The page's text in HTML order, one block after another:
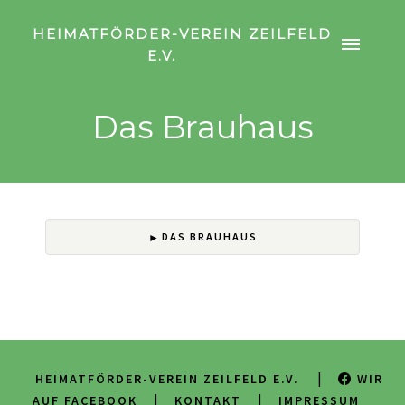
HEIMATFÖRDER-VEREIN ZEILFELD
E.V.
Das Brauhaus
DAS BRAUHAUS
HEIMATFÖRDER-VEREIN ZEILFELD E.V. |
WIR
AUF FACEBOOK
| KONTAKT | IMPRESSUM